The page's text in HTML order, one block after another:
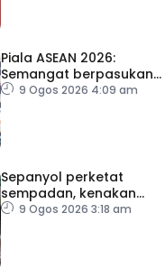
Piala ASEAN 2026:
Semangat berpasukan
kunci Harimau Malaya ke
9 Ogos 2026 4:09 am
Sepanyol perketat
sempadan, kenakan
pemeriksaan ketibaan
9 Ogos 2026 3:18 am